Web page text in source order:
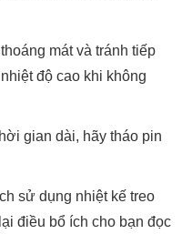
mát và tránh tiếp
độ cao khi không
gian dài, hãy tháo pin
sử dụng nhiệt kế treo
điều bổ ích cho bạn đọc